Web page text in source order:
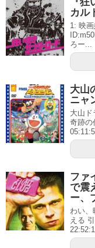
カル
1: 映
ろー...
大山
ニャ
大山ド
奇跡の
ファ
で震
ー、
わい、
える